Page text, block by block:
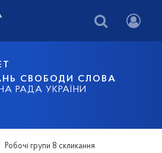
СВОБОДИ СЛОВА
РАДА УКРАЇНИ
Робочі групи 8 скликання